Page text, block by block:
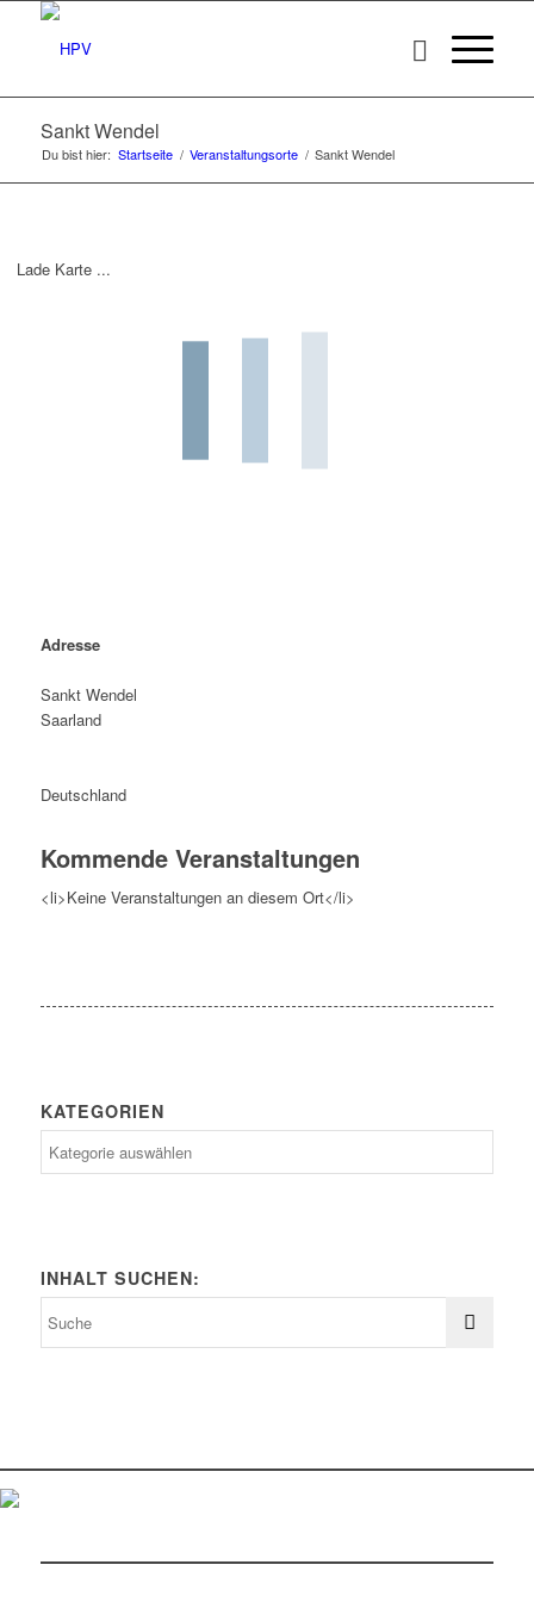
Sankt Wendel
Du bist hier: Startseite / Veranstaltungsorte / Sankt Wendel
Lade Karte ...
Adresse
Sankt Wendel
Saarland
Deutschland
Kommende Veranstaltungen
<li>Keine Veranstaltungen an diesem Ort</li>
KATEGORIEN
INHALT SUCHEN: